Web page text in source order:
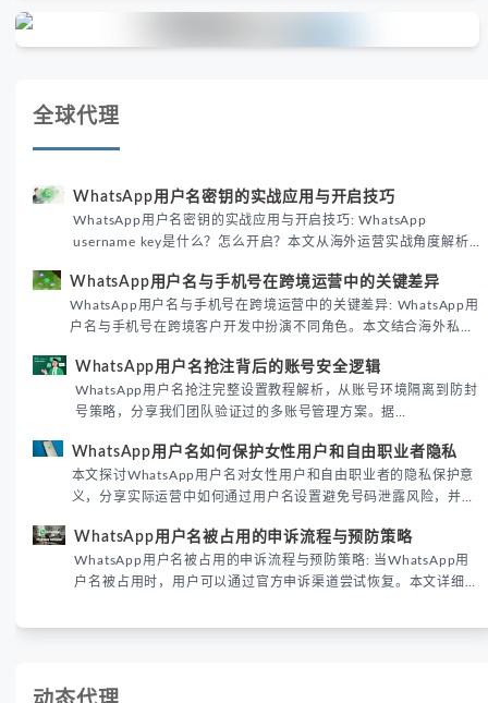
全球代理
WhatsApp用户名密钥的实战应用与开启技巧
WhatsApp用户名密钥的实战应用与开启技巧: WhatsApp
username key是什么？怎么开启？本文从海外运营实战角度解析
境团队高效触达目标客户。
WhatsApp用户名与手机号在跨境运营中的关键差异
WhatsApp用户名与手机号在跨境运营中的关键差异: WhatsApp用
户名与手机号在跨境客户开发中扮演不同角色。本文结合海外私域
际差异，帮助团队优化WhatsApp营销策略。
WhatsApp用户名抢注背后的账号安全逻辑
WhatsApp用户名抢注完整设置教程解析，从账号环境隔离到防封
号策略，分享我们团队验证过的多账号管理方案。据
性直接影响转化率。
WhatsApp用户名如何保护女性用户和自由职业者隐私
本文探讨WhatsApp用户名对女性用户和自由职业者的隐私保护意
义，分享实际运营中如何通过用户名设置避免号码泄露风险，并提
已成为全球数字沟通的首要考量。
WhatsApp用户名被占用的申诉流程与预防策略
WhatsApp用户名被占用的申诉流程与预防策略: 当WhatsApp用
户名被占用时，用户可以通过官方申诉渠道尝试恢复。本文详细解
账号安全。